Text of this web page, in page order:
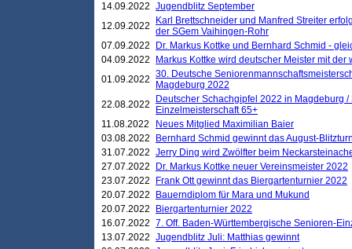
14.09.2022 Jugendblitz September
12.09.2022
Karl Brettschneider und Manfred Streiter
der SGem Vaihingen-Rohr
07.09.2022
Dr. Markus Kottke und Bernhard Schmid -
04.09.2022
Markus Kottke wird deutscher Meister mit
01.09.2022 30. Deutsche
Magdeburg 2022
22.08.2022
Deutscher Schachgipfel 2022 in Magdeburg
Einzelmeisterschaft 65+
11.08.2022
Neues Mitglied Maximilian Baier
03.08.2022
Bernhard Schmid gewinnt das August-
31.07.2022 Jerry Ding wird Zwölfter beim
27.07.2022
Dr. Markus Kottke neuer Vereinsmeister 2022
23.07.2022
Frank Ott gewinnt das Biergartenturnier 2022
20.07.2022
Bauerndiplom für Mara und Mukund
20.07.2022
Biergartenturnier 2022
16.07.2022 7. Off. Baden-Württembergische Senioren-
13.07.2022 Jugendblitz Juli: Matthias gewinnt